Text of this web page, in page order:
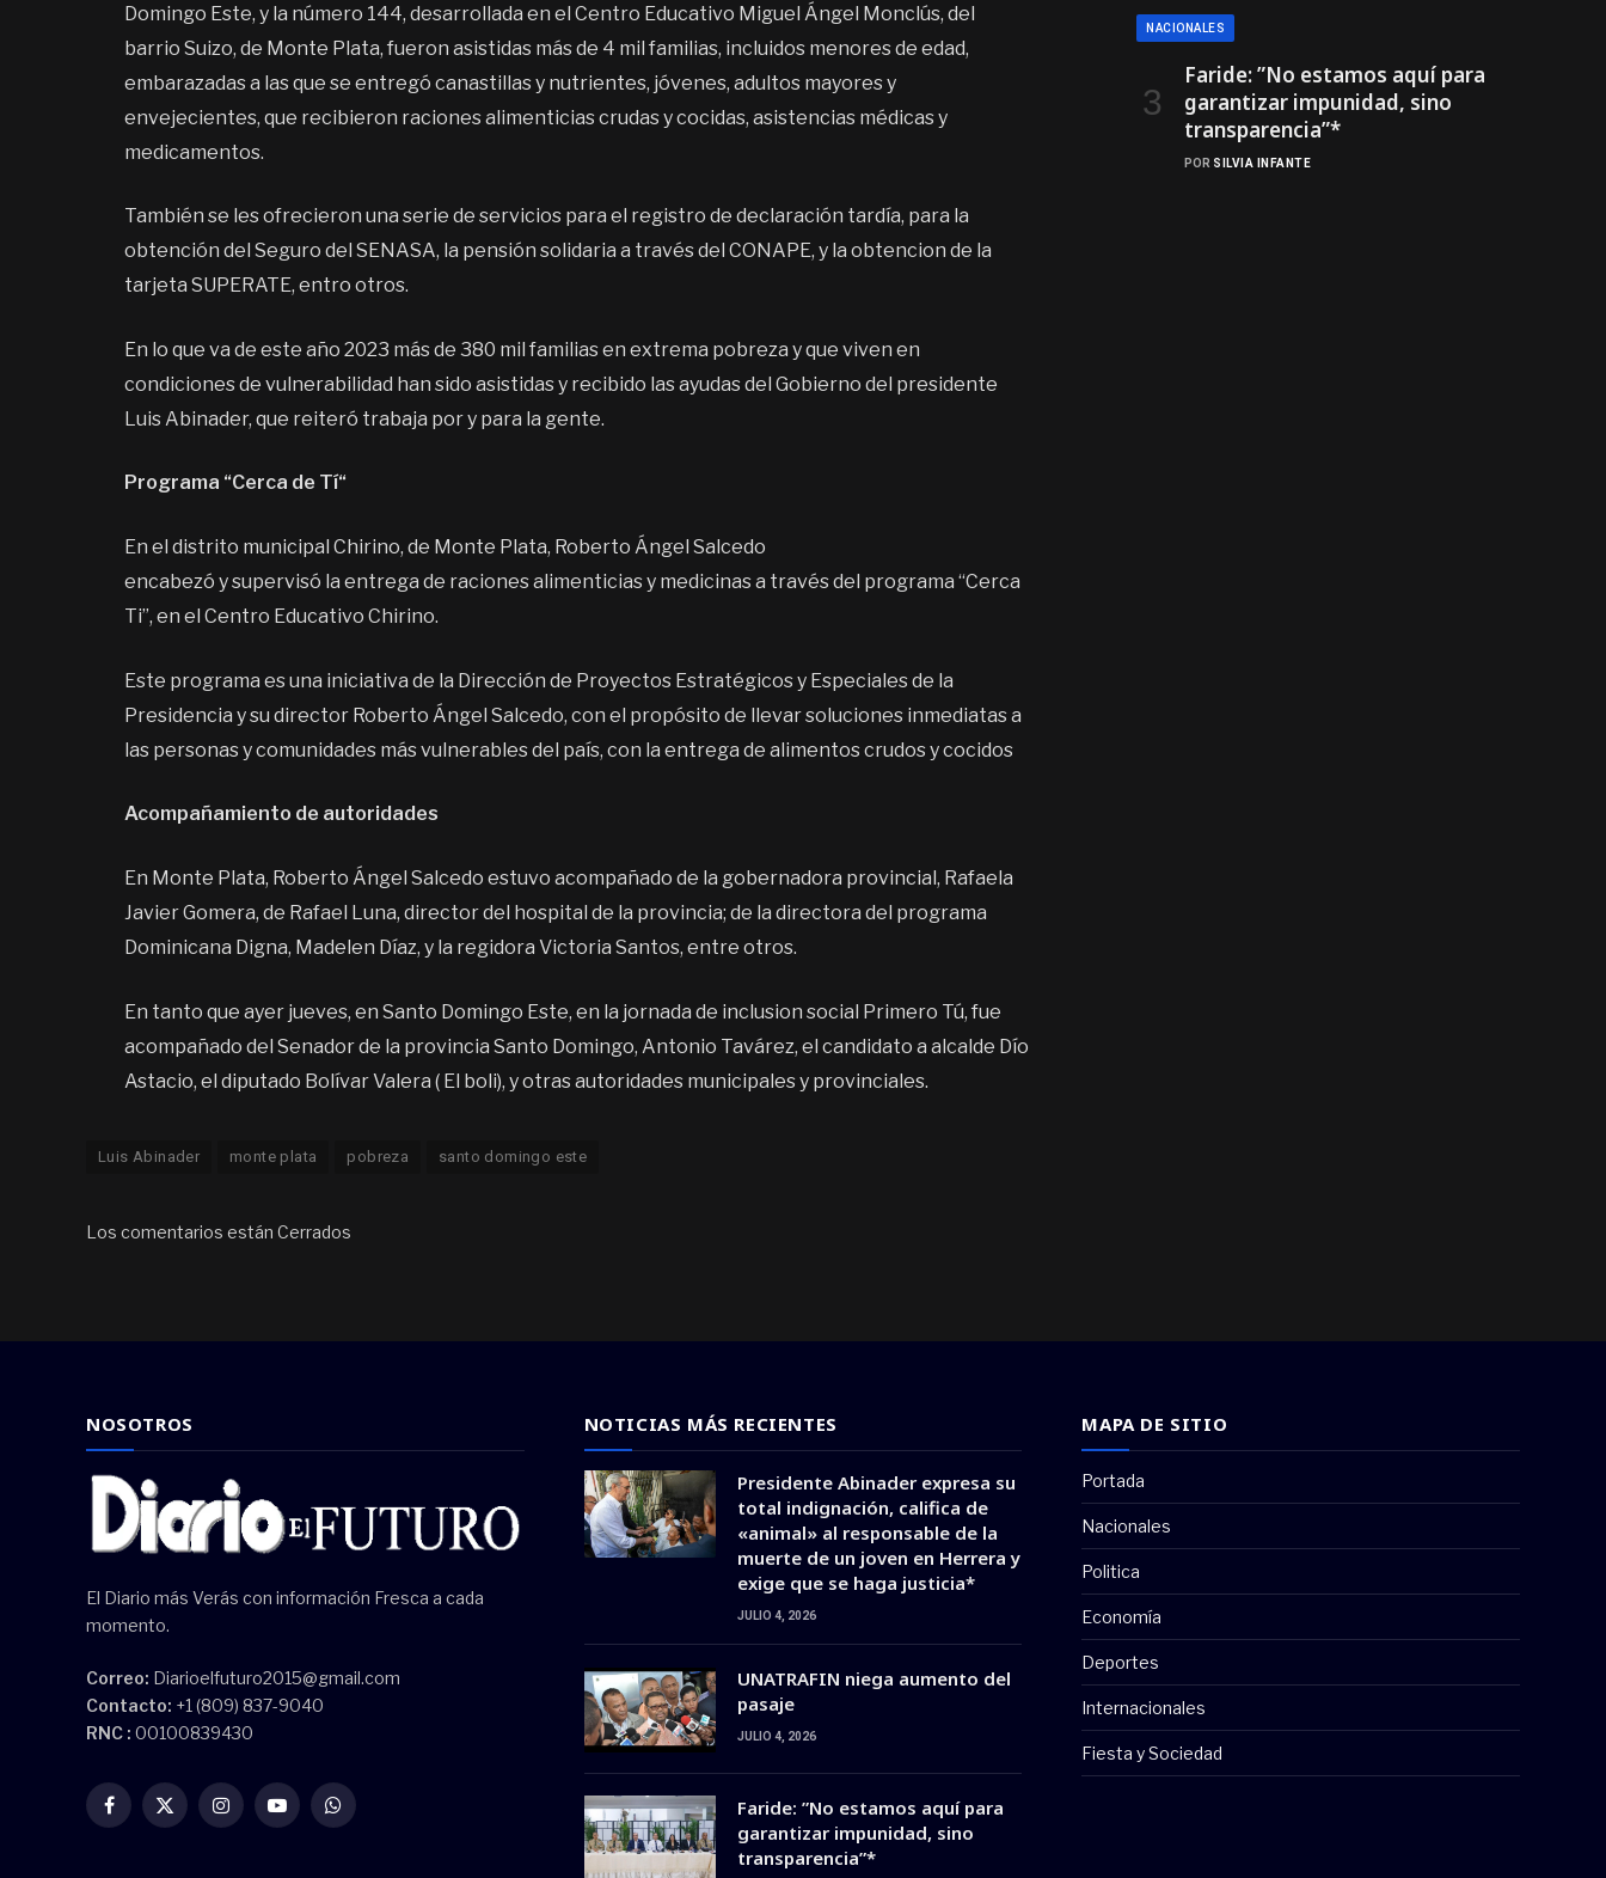
Domingo Este, y la número 144, desarrollada en el Centro Educativo Miguel Ángel Monclús, del
barrio Suizo, de Monte Plata, fueron asistidas más de 4 mil familias, incluidos menores de edad,
embarazadas a las que se entregó canastillas y nutrientes, jóvenes, adultos mayores y
envejecientes, que recibieron raciones alimenticias crudas y cocidas, asistencias médicas y
medicamentos.
También se les ofrecieron una serie de servicios para el registro de declaración tardía, para la
obtención del Seguro del SENASA, la pensión solidaria a través del CONAPE, y la obtencion de la
tarjeta SUPERATE, entro otros.
En lo que va de este año 2023 más de 380 mil familias en extrema pobreza y que viven en
condiciones de vulnerabilidad han sido asistidas y recibido las ayudas del Gobierno del presidente
Luis Abinader, que reiteró trabaja por y para la gente.
Programa “Cerca de Tí“
En el distrito municipal Chirino, de Monte Plata, Roberto Ángel Salcedo
encabezó y supervisó la entrega de raciones alimenticias y medicinas a través del programa “Cerca
Ti”, en el Centro Educativo Chirino.
Este programa es una iniciativa de la Dirección de Proyectos Estratégicos y Especiales de la
Presidencia y su director Roberto Ángel Salcedo, con el propósito de llevar soluciones inmediatas a
las personas y comunidades más vulnerables del país, con la entrega de alimentos crudos y cocidos
Acompañamiento de autoridades
En Monte Plata, Roberto Ángel Salcedo estuvo acompañado de la gobernadora provincial, Rafaela
Javier Gomera, de Rafael Luna, director del hospital de la provincia; de la directora del programa
Dominicana Digna, Madelen Díaz, y la regidora Victoria Santos, entre otros.
En tanto que ayer jueves, en Santo Domingo Este, en la jornada de inclusion social Primero Tú, fue
acompañado del Senador de la provincia Santo Domingo, Antonio Tavárez, el candidato a alcalde Dío
Astacio, el diputado Bolívar Valera ( El boli), y otras autoridades municipales y provinciales.
Luis Abinader monte plata pobreza santo domingo este
Los comentarios están Cerrados
NACIONALES
Faride: ”No estamos aquí para
garantizar impunidad, sino
transparencia”*
POR SILVIA INFANTE
NOSOTROS
El Diario más Verás con información Fresca a cada
momento.
Correo: Diarioelfuturo2015@gmail.com
Contacto: +1 (809) 837-9040
RNC : 00100839430
Facebook
X
InstagramYouTubeWhatsApp
NOTICIAS MÁS RECIENTES
Presidente Abinader expresa su
total indignación, califica de
«animal» al responsable de la
muerte de un joven en Herrera y
exige que se haga justicia*
JULIO 4, 2026
UNATRAFIN niega aumento del
pasaje
JULIO 4, 2026
Faride: ”No estamos aquí para
garantizar impunidad, sino
transparencia”*
MAPA DE SITIO
Portada
Nacionales
Politica
Economía
Deportes
Internacionales
Fiesta y Sociedad